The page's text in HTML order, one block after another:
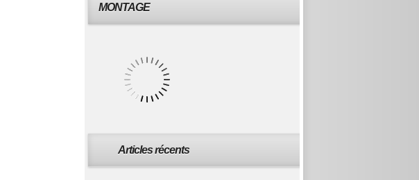
MONTAGE
Articles récents